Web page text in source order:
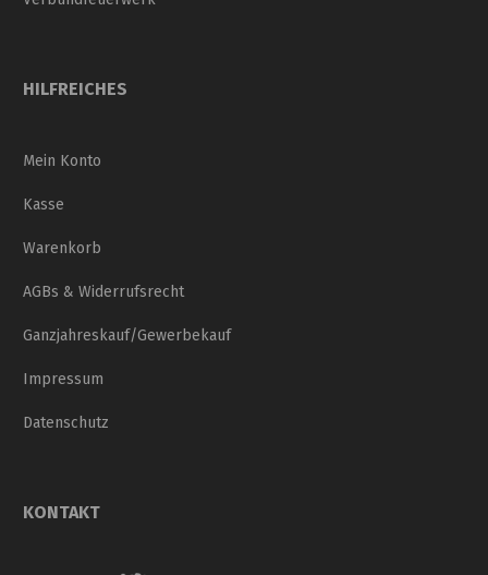
HILFREICHES
Mein Konto
Kasse
Warenkorb
AGBs & Widerrufsrecht
Ganzjahreskauf/Gewerbekauf
Impressum
Datenschutz
KONTAKT